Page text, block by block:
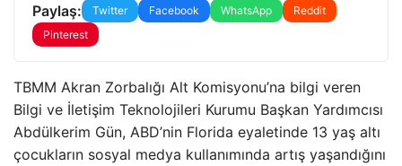
Paylaş: Twitter Facebook WhatsApp
Reddit
Pinterest
TBMM Akran Zorbalığı Alt Komisyonu’na bilgi veren
Bilgi ve İletişim Teknolojileri Kurumu Başkan Yardımcısı
Abdülkerim Gün, ABD’nin Florida eyaletinde 13 yaş altı
çocukların sosyal medya kullanımında artış yaşandığını